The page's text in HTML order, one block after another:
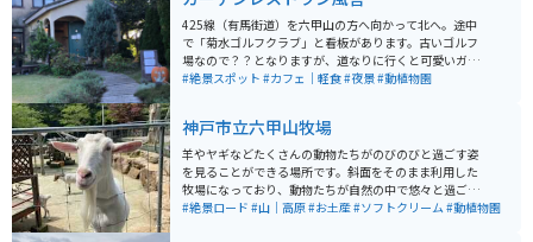
425線（有馬街道）を六甲山の方へ向かって北へ。途中
で「菊水ゴルフクラブ」と看板があります。古いゴルフ
場なので？？となりますが、道なりに行くと可愛いガー
デンレストランが見えてきます。高台にあるので景色が
#絶景スポット #カフェ｜軽食#夜景#動植物園
神戸市立六甲山牧場
羊やヤギなどたくさんの動物たちがのびのびと過ごす姿
を見ることができる場所です。斜面をそのまま利用した
牧場になっており、動物たちが自然の中で悠々と過ごす
姿が見ることができます。 餌やりスポットや写真映えす
#絶景ロード #山｜高原#お土産#ソフトクリーム #動植物園